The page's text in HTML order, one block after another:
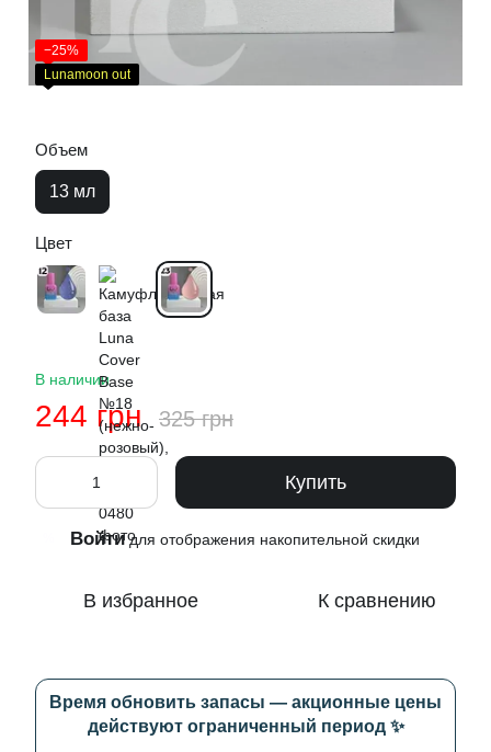
−25%
Lunamoon out
Объем
13 мл
Цвет
В наличии
244 грн 325 грн
Купить
Войтидля отображения накопительной скидки
В избранное К сравнению
Время обновить запасы — акционные цены
действуют ограниченный период ✨